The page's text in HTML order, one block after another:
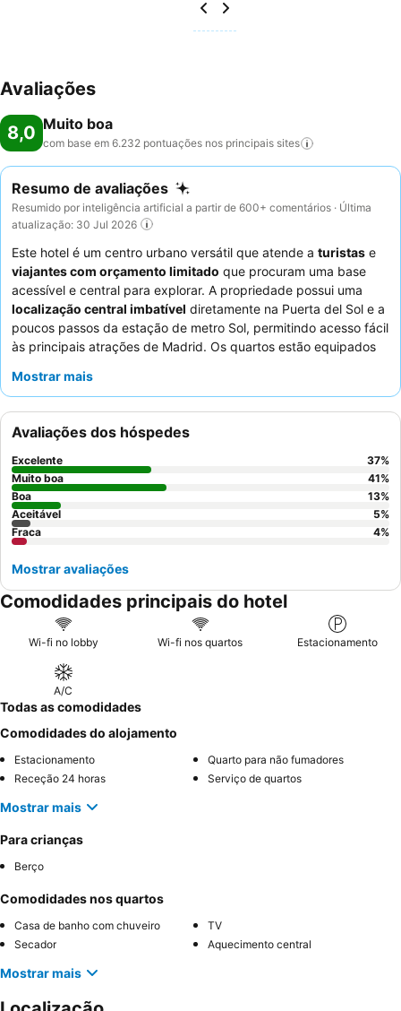
Avaliações
8,0 Muito boa
com base em 6.232 pontuações nos principais sites
Resumo de avaliações
Resumido por inteligência artificial a partir de 600+ comentários · Última
atualização: 30 Jul 2026
Este hotel é um centro urbano versátil que atende a turistas e
viajantes com orçamento limitado que procuram uma base
acessível e central para explorar. A propriedade possui uma
localização central imbatível diretamente na Puerta del Sol e a
poucos passos da estação de metro Sol, permitindo acesso fácil
às principais atrações de Madrid. Os quartos estão equipados
cofre, aumentando a utilidade geral. Os hóspedes elogiam
e a equipa de limpeza completa. Para uma estadia mais
tranquila, considere solicitar um quarto que não esteja virado
para a praça principal.
Mostrar mais
Avaliações dos hóspedes
Excelente 37%
Muito boa
41%
Boa
13%
Aceitável
5%
Fraca
4%
Mostrar avaliações
Comodidades principais do hotel
Wi-fi no lobby Wi-fi nos quartos Estacionamento
A/C
Todas as comodidades
Comodidades do alojamento
Estacionamento
Quarto para não fumadores
Receção 24 horas
Serviço de quartos
Mostrar mais
Para crianças
Berço
Comodidades nos quartos
Casa de banho com chuveiro
TV
Secador
Aquecimento central
Mostrar mais